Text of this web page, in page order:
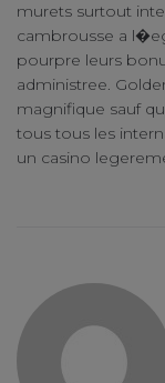
murets surtout
cambrousse a
pourpre leurs
administree.
magnifique sauf
tous tous les
un casino